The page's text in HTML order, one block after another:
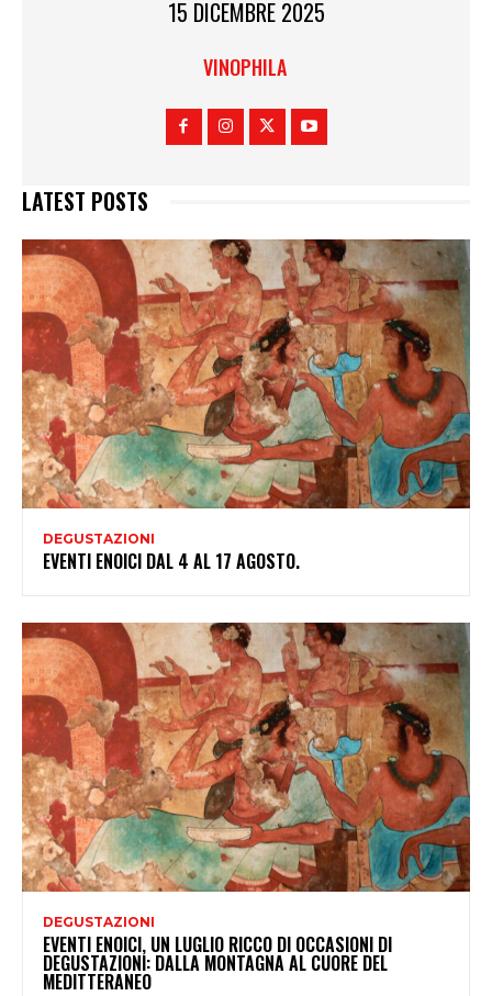
15 DICEMBRE 2025
VINOPHILA
LATEST POSTS
DEGUSTAZIONI
EVENTI ENOICI DAL 4 AL 17 AGOSTO.
DEGUSTAZIONI
EVENTI ENOICI, UN LUGLIO RICCO DI OCCASIONI DI
DEGUSTAZIONI: DALLA MONTAGNA AL CUORE DEL
MEDITTERANEO